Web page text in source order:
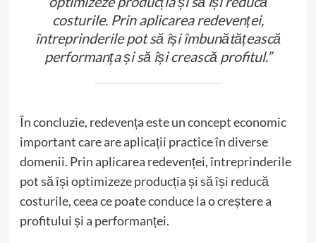
costurile. Prin aplicarea redevenței,
întreprinderile pot să își îmbunătățească
performanța și să își crească profitul.”
În concluzie, redevența este un concept economic
important care are aplicații practice în diverse
domenii. Prin aplicarea redevenței, întreprinderile
pot să își optimizeze producția și să își reducă
costurile, ceea ce poate conduce la o creștere a
profitului și a performanței.